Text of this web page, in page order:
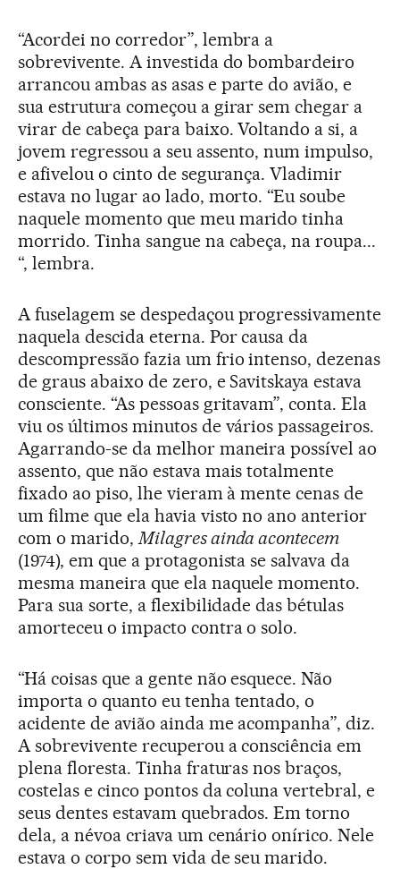
“Acordei no corredor”, lembra a
sobrevivente. A investida do bombardeiro
arrancou ambas as asas e parte do avião, e
sua estrutura começou a girar sem chegar a
virar de cabeça para baixo. Voltando a si, a
jovem regressou a seu assento, num impulso,
e afivelou o cinto de segurança. Vladimir
estava no lugar ao lado, morto. “Eu soube
naquele momento que meu marido tinha
morrido. Tinha sangue na cabeça, na roupa...
“, lembra.
A fuselagem se despedaçou progressivamente
naquela descida eterna. Por causa da
descompressão fazia um frio intenso, dezenas
de graus abaixo de zero, e Savitskaya estava
consciente. “As pessoas gritavam”, conta. Ela
viu os últimos minutos de vários passageiros.
Agarrando-se da melhor maneira possível ao
assento, que não estava mais totalmente
fixado ao piso, lhe vieram à mente cenas de
um filme que ela havia visto no ano anterior
com o marido, Milagres ainda acontecem
(1974), em que a protagonista se salvava da
mesma maneira que ela naquele momento.
Para sua sorte, a flexibilidade das bétulas
amorteceu o impacto contra o solo.
“Há coisas que a gente não esquece. Não
importa o quanto eu tenha tentado, o
acidente de avião ainda me acompanha”, diz.
A sobrevivente recuperou a consciência em
plena floresta. Tinha fraturas nos braços,
costelas e cinco pontos da coluna vertebral, e
seus dentes estavam quebrados. Em torno
dela, a névoa criava um cenário onírico. Nele
estava o corpo sem vida de seu marido.